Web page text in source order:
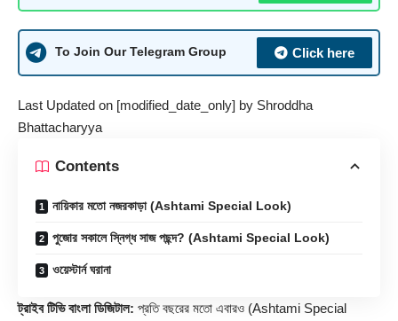
To Join Our Telegram Group Click here
Last Updated on [modified_date_only] by Shroddha
Bhattacharyya
Contents
নায়িকার মতো নজরকাড়া (Ashtami Special Look)
পুজোর সকালে স্নিগ্ধ সাজ পছন্দ? (Ashtami Special Look)
ওয়েস্টার্ন ঘরানা
ট্রাইব টিভি বাংলা ডিজিটাল: প্রতি বছরের মতো এবারও (Ashtami Special